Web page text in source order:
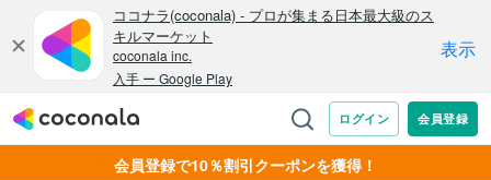
会員登録で10％割引クーポンを獲得！